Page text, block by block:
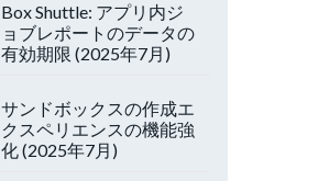
Box Shuttle: アプリ内ジ
ョブレポートのデータの
有効期限 (2025年7月)
サンドボックスの作成エ
クスペリエンスの機能強
化 (2025年7月)